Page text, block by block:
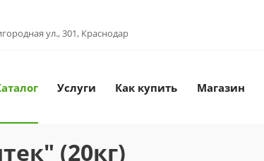
ул., 301, Краснодар
Услуги Как купить Магазин
(20кг)